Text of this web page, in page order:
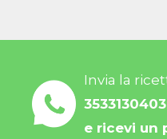
Invia la
3533130403
e ricevi un